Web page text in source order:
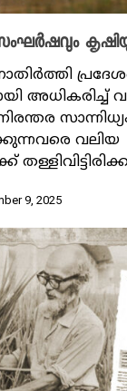
അധികരിച്ച്
വലിയ
9, 2025